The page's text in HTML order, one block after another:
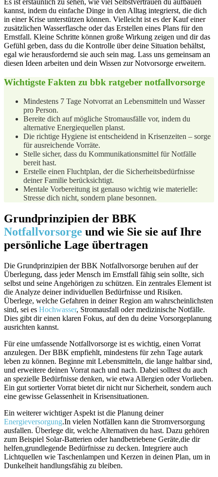
Es ist‍ erstaunlich ​zu sehen, wie viel Selbstvertrauen du aufbauen
kannst, indem du einfache Dinge ⁤in den Alltag integrierst, die⁢ dich
in einer Krise unterstützen ‌können. Vielleicht ist es der Kauf einer
zusätzlichen Wasserflasche oder das Erstellen eines Plans für den
Ernstfall. ​Kleine Schritte können große Wirkung zeigen und dir das
Gefühl geben, dass du ‍die Kontrolle über deine Situation behältst,
egal wie herausfordernd sie ‌auch sein mag. Lass uns gemeinsam an
diesen⁤ Ideen arbeiten und dein ⁣Wissen zur Notvorsorge erweitern.
Wichtigste Fakten zu bbk ratgeber ⁣notfallvorsorge
Mindestens 7 Tage‍ Notvorrat⁢ an Lebensmitteln und Wasser
pro Person.
Bereite dich​ auf ‌mögliche Stromausfälle vor, indem du
alternative Energiequellen planst.
Die richtige Hygiene ist entscheidend in Krisenzeiten – ​sorge
für ausreichende Vorräte.
Stelle sicher, dass du Kommunikationsmittel für Notfälle
bereit​ hast.
Erstelle ⁤einen Fluchtplan,‍ der die Sicherheitsbedürfnisse
deiner Familie berücksichtigt.
Mentale Vorbereitung ist genauso wichtig wie materielle:
Stresse dich nicht, sondern plane besonnen.
Grundprinzipien der BBK
Notfallvorsorge und wie Sie sie auf Ihre
persönliche Lage übertragen
Die Grundprinzipien der BBK Notfallvorsorge beruhen auf der
Überlegung, dass jeder Mensch im Ernstfall‍ fähig sein sollte, sich
selbst und seine Angehörigen zu schützen. Ein​ zentrales Element ist
die Analyze deiner individuellen Bedürfnisse und‍ Risiken.
Überlege, welche Gefahren in deiner Region am wahrscheinlichsten
sind, sei es Hochwasser, Stromausfall oder medizinische Notfälle.
Dies gibt dir einen klaren Fokus,⁤ auf den du ‌deine Vorsorgeplanung
⁣ausrichten kannst.
Für eine umfassende Notfallvorsorge ist es wichtig, einen Vorrat
⁤anzulegen. Der ​BBK empfiehlt, mindestens für zehn Tage autark
⁤leben zu können. Beginne mit Lebensmitteln, die lange haltbar sind,
und erweitere deinen‍ Vorrat nach ⁢und nach. Dabei solltest du auch
an spezielle Bedürfnisse denken, wie etwa Allergien oder Vorlieben.
Ein gut sortierter Vorrat ⁤bietet dir nicht nur Sicherheit, sondern auch
eine gewisse Gelassenheit​ in Krisensituationen.
Ein weiterer wichtiger Aspekt ist die ⁣Planung deiner
Energieversorgung.In vielen Notfällen kann die Stromversorgung
ausfallen. Überlege dir, ​welche Alternativen du hast. Dazu gehören
zum Beispiel ‌Solar-Batterien oder handbetriebene Geräte,die dir
helfen,grundlegende Bedürfnisse zu decken.​ Integriere auch ​
Lichtquellen wie Taschenlampen und Kerzen in deinen Plan,⁤ um in
Dunkelheit handlungsfähig ⁣zu ⁤bleiben.